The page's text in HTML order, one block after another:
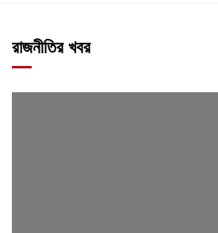
রাজনীতির খবর